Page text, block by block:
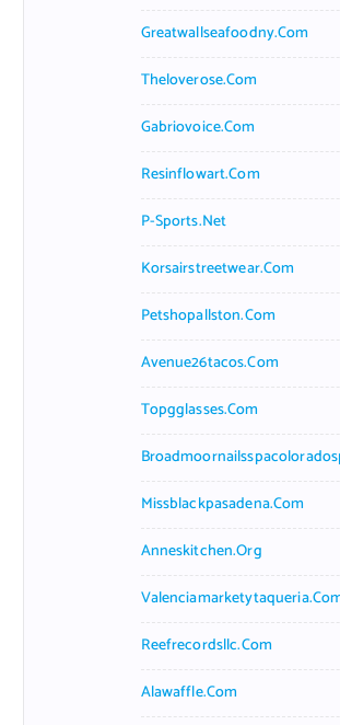
Greatwallseafoodny.com
Theloverose.com
Gabriovoice.com
Resinflowart.com
P-Sports.net
Korsairstreetwear.com
Petshopallston.com
Avenue26tacos.com
Topgglasses.com
Missblackpasadena.com
Anneskitchen.org
Reefrecordsllc.com
Alawaffle.com